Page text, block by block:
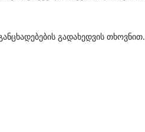
გადახედვის თხოვნით.